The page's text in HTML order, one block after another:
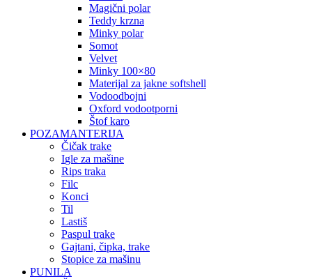
magični polar
teddy krzna
minky polar
somot
velvet
minky 100×80
materijal za jakne softshell
vodoodbojni
oxford vodootporni
štof karo
POZAMANTERIJA
čičak trake
igle za mašine
rips traka
filc
konci
til
lastiš
paspul trake
gajtani, čipka, trake
stopice za mašinu
PUNILA